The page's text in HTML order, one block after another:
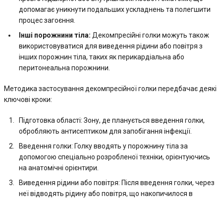
допомагає уникнути подальших ускладнень та полегшити
процес загоєння.
Інші порожнини тіла: Декомпресійні голки можуть також
використовуватися для виведення рідини або повітря з
інших порожнин тіла, таких як перикардіальна або
перитонеальна порожнини.
Методика застосування декомпресійної голки передбачає деякі
ключові кроки:
Підготовка області: Зону, де планується введення голки,
обробляють антисептиком для запобігання інфекції.
Введення голки: Голку вводять у порожнину тіла за
допомогою спеціально розробленої техніки, орієнтуючись
на анатомічні орієнтири.
Виведення рідини або повітря: Після введення голки, через
неї відводять рідину або повітря, що накопичилося в